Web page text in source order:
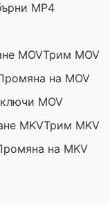
MP4
MOVТрим MOV
на MOV
MOV
MKVТрим MKV
на MKV